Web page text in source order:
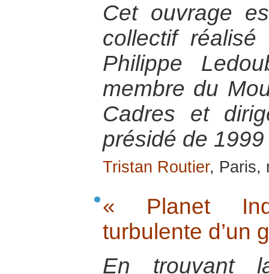
Cet ouvrage
collectif
Philippe
membre du
Cadres et
présidé de
Tristan Routier, Paris,
« Planet
turbulente d’un
En trouvant